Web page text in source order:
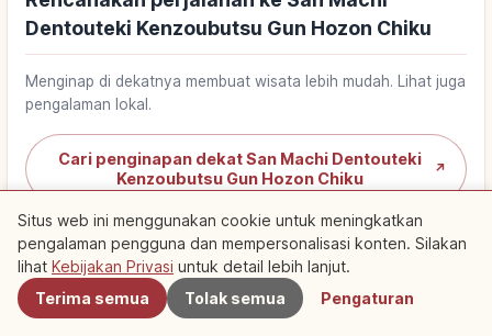
Dentouteki Kenzoubutsu Gun Hozon Chiku
Menginap di dekatnya membuat wisata lebih mudah. Lihat juga
pengalaman lokal.
Cari penginapan dekat San Machi Dentouteki
Kenzoubutsu Gun Hozon Chiku
↗
Cari aktivitas di San Machi Dentouteki
Kenzoubutsu Gun Hozon Chiku
↗
Terdekat
Situs web ini menggunakan cookie untuk meningkatkan
pengalaman pengguna dan mempersonalisasi konten. Silakan
lihat Kebijakan Privasi untuk detail lebih lanjut.
Terima semua
Tolak semua Pengaturan